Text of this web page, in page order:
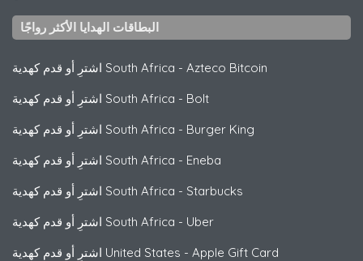
البطاقات الهدايا الأكثر رواجًا
اشترِ أو قدم كهدية South Africa - Azteco Bitcoin
اشترِ أو قدم كهدية South Africa - Bolt
اشترِ أو قدم كهدية South Africa - Burger King
اشترِ أو قدم كهدية South Africa - Eneba
اشترِ أو قدم كهدية South Africa - Starbucks
اشترِ أو قدم كهدية South Africa - Uber
اشترِ أو قدم كهدية United States - Apple Gift Card